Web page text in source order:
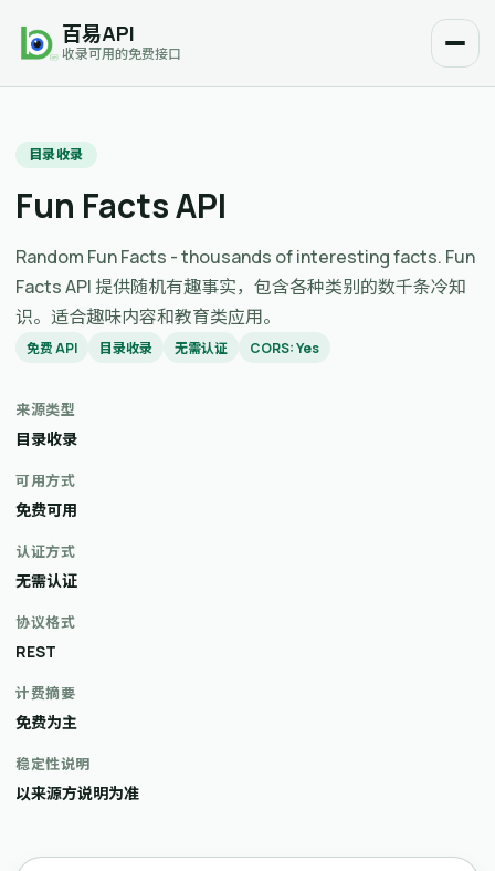
百易API
收录可用的免费接口
目录收录
Fun Facts API
Random Fun Facts - thousands of interesting facts. Fun
Facts API 提供随机有趣事实，包含各种类别的数千条冷知
识。适合趣味内容和教育类应用。
免费 API 目录收录 无需认证 CORS: Yes
来源类型
目录收录
可用方式
免费可用
认证方式
无需认证
协议格式
REST
计费摘要
免费为主
稳定性说明
以来源方说明为准